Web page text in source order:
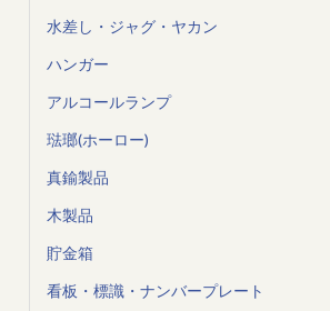
水差し・ジャグ・ヤカン
ハンガー
アルコールランプ
琺瑯(ホーロー)
真鍮製品
木製品
貯金箱
看板・標識・ナンバープレート